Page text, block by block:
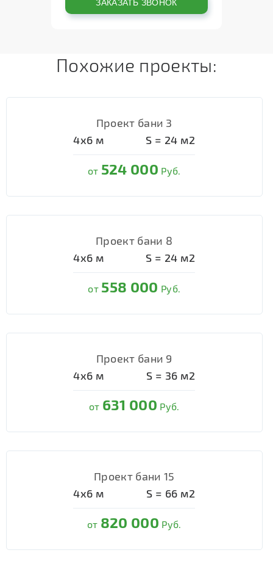
Похожие проекты:
Проект бани 3
4х6 м S = 24 м2
от 524 000 Руб.
Проект бани 8
4х6 м S = 24 м2
от 558 000 Руб.
Проект бани 9
4х6 м S = 36 м2
от 631 000 Руб.
Проект бани 15
4х6 м S = 66 м2
от 820 000 Руб.